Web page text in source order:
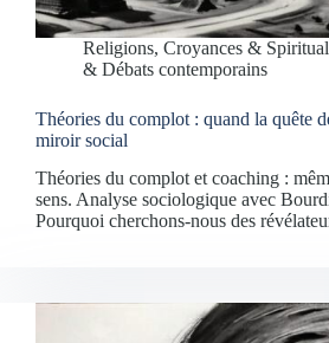
Religions, Croyances &
& Débats contemporains
Théories du complot : quand la quête
miroir social
Théories du complot et coaching :
sens. Analyse sociologique avec
Pourquoi cherchons-nous des